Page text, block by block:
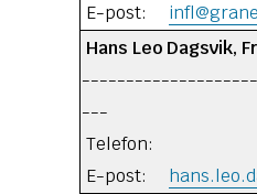
E-post:
Hans Leo Dagsvik,
---
Telefon:
E-post: